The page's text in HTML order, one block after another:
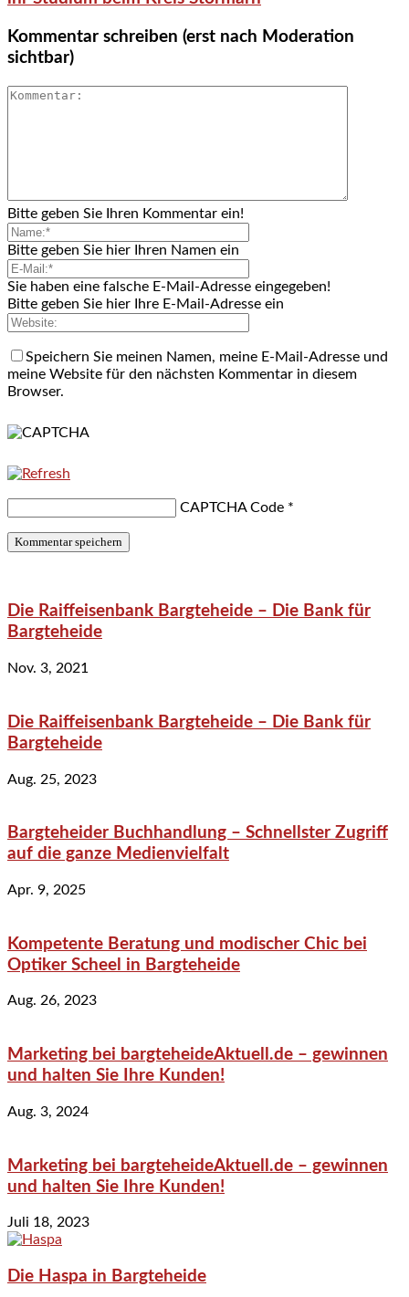
Kommentar schreiben (erst nach Moderation
sichtbar)
Bitte geben Sie Ihren Kommentar ein!
Bitte geben Sie hier Ihren Namen ein
Sie haben eine falsche E-Mail-Adresse eingegeben!
Bitte geben Sie hier Ihre E-Mail-Adresse ein
Speichern Sie meinen Namen, meine E-Mail-Adresse und
meine Website für den nächsten Kommentar in diesem
Browser.
CAPTCHA Code *
Die Raiffeisenbank Bargteheide – Die Bank für
Bargteheide
Nov. 3, 2021
Die Raiffeisenbank Bargteheide – Die Bank für
Bargteheide
Aug. 25, 2023
Bargteheider Buchhandlung – Schnellster Zugriff
auf die ganze Medienvielfalt
Apr. 9, 2025
Kompetente Beratung und modischer Chic bei
Optiker Scheel in Bargteheide
Aug. 26, 2023
Marketing bei bargteheideAktuell.de – gewinnen
und halten Sie Ihre Kunden!
Aug. 3, 2024
Marketing bei bargteheideAktuell.de – gewinnen
und halten Sie Ihre Kunden!
Juli 18, 2023
Die Haspa in Bargteheide